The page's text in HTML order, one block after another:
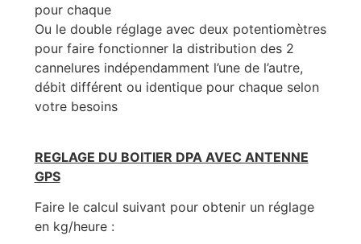
pour chaque
Ou le double réglage avec deux potentiomètres
pour faire fonctionner la distribution des 2
cannelures indépendamment l’une de l’autre,
débit différent ou identique pour chaque selon
votre besoins
REGLAGE DU BOITIER DPA AVEC ANTENNE
GPS
Faire le calcul suivant pour obtenir un réglage
en kg/heure :